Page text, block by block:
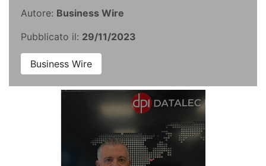
Autore: Business Wire
Pubblicato il: 29/11/2023
Business Wire